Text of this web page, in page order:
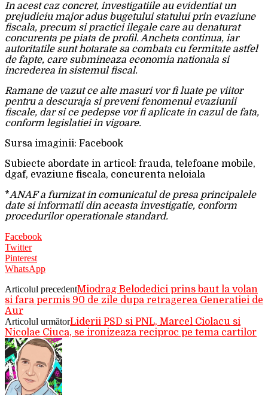
In acest caz concret, investigatiile au evidentiat un
prejudiciu major adus bugetului statului prin evaziune
fiscala, precum si practici ilegale care au denaturat
concurenta pe piata de profil. Ancheta continua, iar
autoritatile sunt hotarate sa combata cu fermitate astfel
de fapte, care submineaza economia nationala si
increderea in sistemul fiscal.
Ramane de vazut ce alte masuri vor fi luate pe viitor
pentru a descuraja si preveni fenomenul evaziunii
fiscale, dar si ce pedepse vor fi aplicate in cazul de fata,
conform legislatiei in vigoare.
Sursa imaginii: Facebook
Subiecte abordate in articol: frauda, telefoane mobile,
dgaf, evaziune fiscala, concurenta neloiala
*ANAF a furnizat in comunicatul de presa principalele
date si informatii din aceasta investigatie, conform
procedurilor operationale standard.
Facebook
Twitter
Pinterest
WhatsApp
Articolul precedentMiodrag Belodedici prins baut la volan
si fara permis 90 de zile dupa retragerea Generatiei de
Aur
Articolul următorLiderii PSD si PNL, Marcel Ciolacu si
Nicolae Ciuca, se ironizeaza reciproc pe tema cartilor